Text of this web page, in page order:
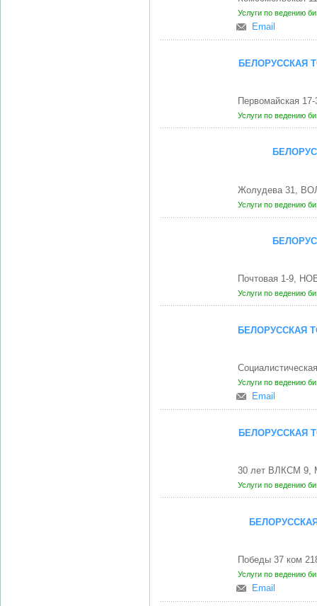
Услуги по ведению
Email
БЕЛОРУССКАЯ
Первомайская
Услуги по ведению
Жолудева 31,
Услуги по ведению
Почтовая 1-9,
Услуги по ведению
БЕЛОРУССКАЯ
Услуги по ведению
Email
БЕЛОРУССКАЯ
30 лет ВЛКСМ 9,
Услуги по ведению
Победы 37 ком
Услуги по ведению
Email